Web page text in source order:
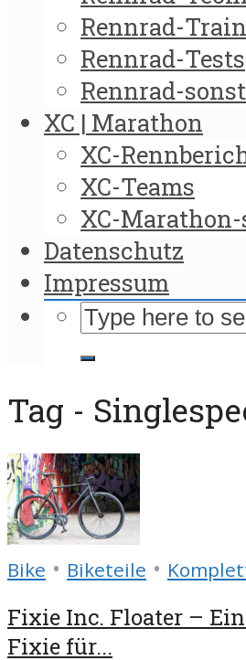
Rennrad-
Rennrad-Tests
Rennrad-
XC | Marathon
XC-
XC-Teams
XC-
Datenschutz
Impressum
Tag -
Bike • Biketeile •
Fixie Inc. Floater –
Fixie für...